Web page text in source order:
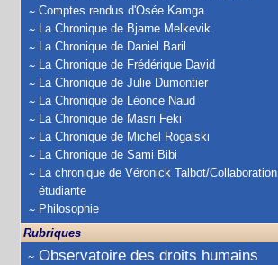
Comptes rendus d'Osée Kamga
La Chronique de Bjarne Melkevik
La Chronique de Daniel Baril
La Chronique de Frédérique David
La Chronique de Julie Dumontier
La Chronique de Léonce Naud
La Chronique de Masri Feki
La Chronique de Michel Rogalski
La Chronique de Sami Bibi
La chronique de Véronick Talbot/Collaboration
étudiante
Philosophie
Rubriques
Observatoire des droits humains